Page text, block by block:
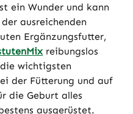
ein Wunder und kann
ausreichenden
Ergänzungsfutter,
reibungslos
wichtigsten
der Fütterung und auf
die Geburt alles
ausgerüstet.